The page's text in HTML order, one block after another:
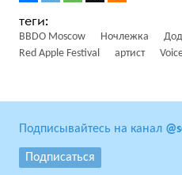
BBDO Moscow Ночлежка
Red Apple Festival
артист
Подписывайтесь на канал
Подписаться